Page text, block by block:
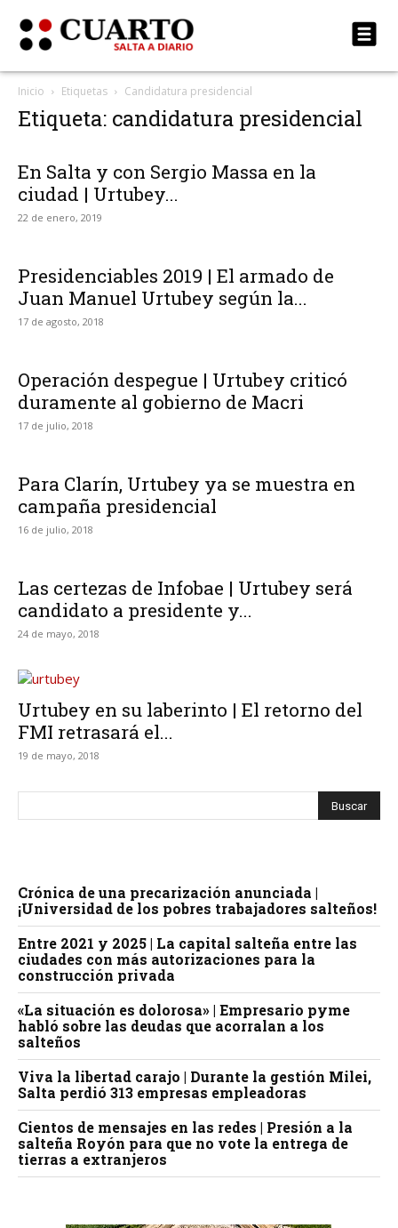
Inicio Etiquetas Candidatura presidencial
Etiqueta: candidatura presidencial
En Salta y con Sergio Massa en la
ciudad | Urtubey...
22 de enero, 2019
Presidenciables 2019 | El armado de
Juan Manuel Urtubey según la...
17 de agosto, 2018
Operación despegue | Urtubey criticó
duramente al gobierno de Macri
17 de julio, 2018
Para Clarín, Urtubey ya se muestra en
campaña presidencial
16 de julio, 2018
Las certezas de Infobae | Urtubey será
candidato a presidente y...
24 de mayo, 2018
Urtubey en su laberinto | El retorno del
FMI retrasará el...
19 de mayo, 2018
Crónica de una precarización anunciada |
¡Universidad de los pobres trabajadores salteños!
Entre 2021 y 2025 | La capital salteña entre las
ciudades con más autorizaciones para la
construcción privada
«La situación es dolorosa» | Empresario pyme
habló sobre las deudas que acorralan a los
salteños
Viva la libertad carajo | Durante la gestión Milei,
Salta perdió 313 empresas empleadoras
Cientos de mensajes en las redes | Presión a la
salteña Royón para que no vote la entrega de
tierras a extranjeros